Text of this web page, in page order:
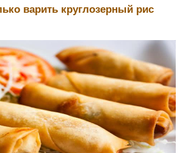
варить круглозерный рис